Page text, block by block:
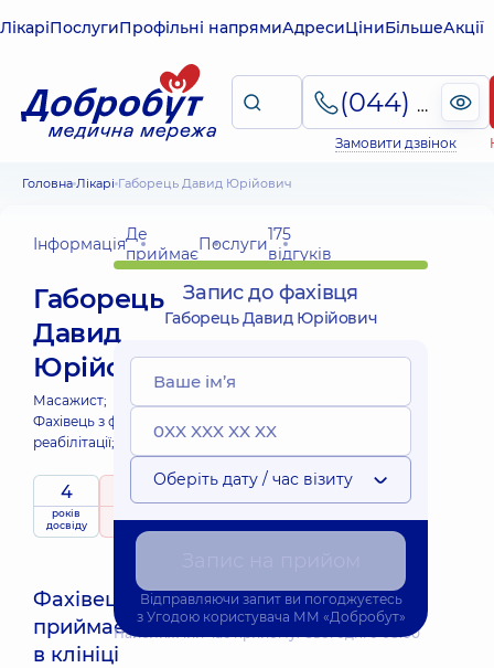
ЛікаріПослугиПрофільні напрямиАдресиЦіниБільшеАкції
(044) 495-2-888
Замовити дзвінок
Головна Лікарі Габорець Давид Юрійович
ІнформаціяДе
приймаєПослуги175
відгуків
Габорець
Давид
Юрійович
Масажист;
Фахівець з фізичної
реабілітації;
4
років
досвіду
4.9 / 5
Фахівець
приймає
в клініці
Найближчий час прийому: Сьогодні о 08:00
Запис до фахівця
Габорець Давид Юрійович
Оберіть дату / час візиту
Відправляючи запит ви погоджуєтесь
з Угодою користувача ММ «Добробут»